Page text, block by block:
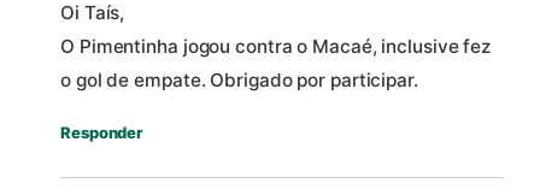
Oi Taís,
O Pimentinha jogou contra o Macaé, inclusive fez
o gol de empate. Obrigado por participar.
Responder